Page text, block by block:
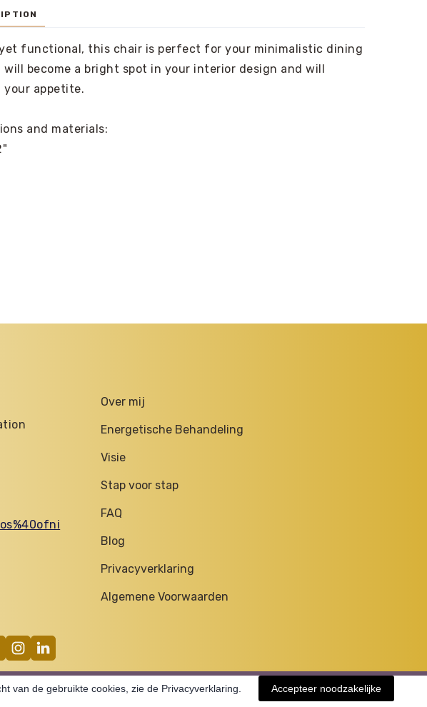
functional, this chair is perfect for your minimalistic dining
will become a bright spot in your interior design and will
your appetite.
and materials:
Over mij
Energetische Behandeling
Visie
Stap voor stap
FAQ
Blog
Privacyverklaring
Algemene Voorwaarden
All rights Reserved
van de gebruikte cookies, zie de Privacyverklaring. Accepteer noodzakelijke